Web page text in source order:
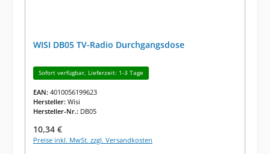
WISI DB05 TV-Radio Durchgangsdose
Sofort verfügbar, Lieferzeit: 1-3 Tage
EAN: 4010056199623
Hersteller: Wisi
Hersteller-Nr.: DB05
Regulärer Preis:
10,34 €
Preise inkl. MwSt. zzgl. Versandkosten